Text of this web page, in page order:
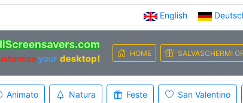
English
HOME SALVASCHERMI
Animato Natura Feste San Valentino